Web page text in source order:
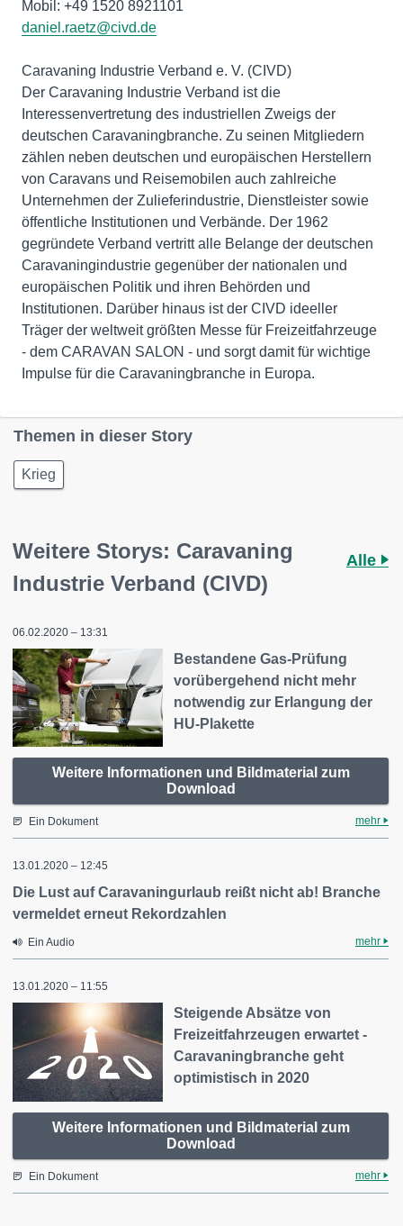
daniel.raetz@civd.de
Caravaning Industrie Verband e. V. (CIVD)
Der Caravaning Industrie Verband ist die
Interessenvertretung des industriellen Zweigs der
deutschen Caravaningbranche. Zu seinen Mitgliedern
zählen neben deutschen und europäischen Herstellern
von Caravans und Reisemobilen auch zahlreiche
Unternehmen der Zulieferindustrie, Dienstleister sowie
öffentliche Institutionen und Verbände. Der 1962
gegründete Verband vertritt alle Belange der deutschen
Caravaningindustrie gegenüber der nationalen und
europäischen Politik und ihren Behörden und
Institutionen. Darüber hinaus ist der CIVD ideeller
Träger der weltweit größten Messe für Freizeitfahrzeuge
- dem CARAVAN SALON - und sorgt damit für wichtige
Impulse für die Caravaningbranche in Europa.
Themen in dieser Story
Krieg
Weitere Storys: Caravaning
Industrie Verband (CIVD)
Alle
06.02.2020 – 13:31
Bestandene Gas-Prüfung
vorübergehend nicht mehr
notwendig zur Erlangung der
HU-Plakette
Weitere Informationen und Bildmaterial zum
Download
Ein Dokument mehr
13.01.2020 – 12:45
Die Lust auf Caravaningurlaub reißt nicht ab! Branche
vermeldet erneut Rekordzahlen
Ein Audio mehr
13.01.2020 – 11:55
Steigende Absätze von
Freizeitfahrzeugen erwartet -
Caravaningbranche geht
optimistisch in 2020
Weitere Informationen und Bildmaterial zum
Download
Ein Dokument mehr